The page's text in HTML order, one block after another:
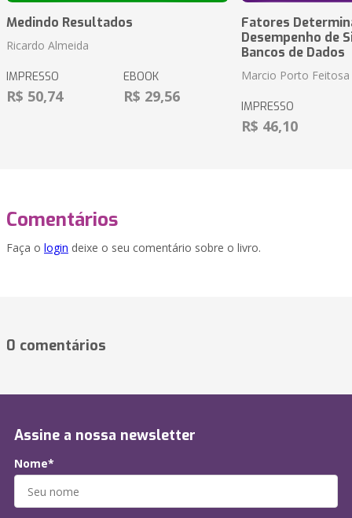
Medindo Resultados
Ricardo Almeida
IMPRESSO
R$ 50,74
EBOOK
R$ 29,56
Fatores
Desempenho de
Bancos de Dados
Marcio Porto Feitosa
IMPRESSO
R$ 46,10
Comentários
Faça o login deixe o seu comentário sobre o livro.
0 comentários
Assine a nossa newsletter
Nome*